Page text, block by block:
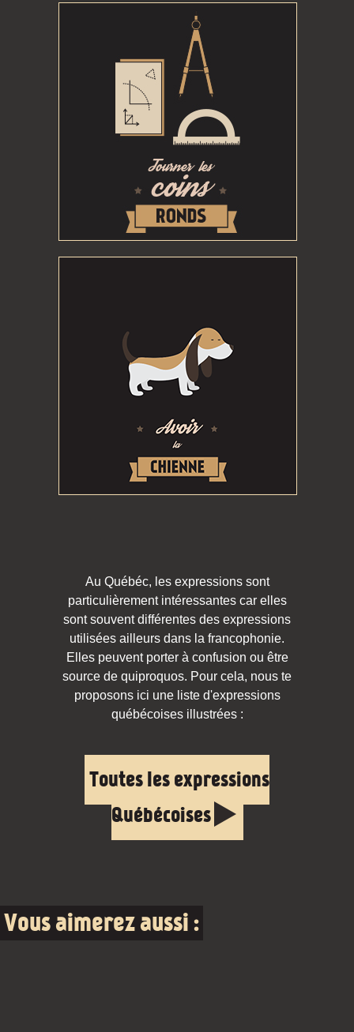
Au Québéc, les expressions sont
particulièrement intéressantes car elles
sont souvent différentes des expressions
utilisées ailleurs dans la francophonie.
Elles peuvent porter à confusion ou être
source de quiproquos. Pour cela, nous te
proposons ici une liste d'expressions
québécoises illustrées :
Toutes les expressions
Québécoises
Vous aimerez aussi :